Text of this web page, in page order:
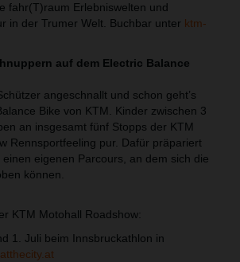
fahr(T)raum Erlebniswelten und
in der Trumer Welt. Buchbar unter ktm-
auf dem Electric Balance
angeschnallt und schon geht’s
Bike von KTM. Kinder zwischen 3
an insgesamt fünf Stopps der KTM
Rennsportfeeling pur. Dafür präpariert
eigenen Parcours, an dem sich die
können.
KTM Motohall Roadshow:
1. Juli beim Innsbruckathlon in